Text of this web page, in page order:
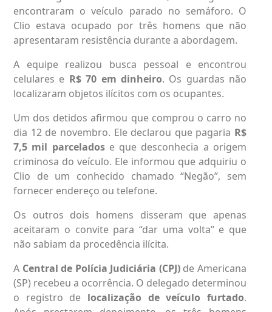
encontraram o veículo parado no semáforo. O
Clio estava ocupado por três homens que não
apresentaram resistência durante a abordagem.
A equipe realizou busca pessoal e encontrou
celulares e R$ 70 em dinheiro. Os guardas não
localizaram objetos ilícitos com os ocupantes.
Um dos detidos afirmou que comprou o carro no
dia 12 de novembro. Ele declarou que pagaria R$
7,5 mil parceladose que desconhecia a origem
criminosa do veículo. Ele informou que adquiriu o
Clio de um conhecido chamado “Negão”, sem
fornecer endereço ou telefone.
Os outros dois homens disseram que apenas
aceitaram o convite para “dar uma volta” e que
não sabiam da procedência ilícita.
A Central de Polícia Judiciária (CPJ)de Americana
(SP) recebeu a ocorrência. O delegado determinou
o registro de localização de veículo furtado.